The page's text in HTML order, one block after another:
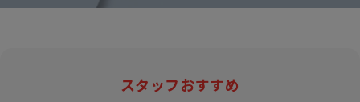
スタッフおすすめ